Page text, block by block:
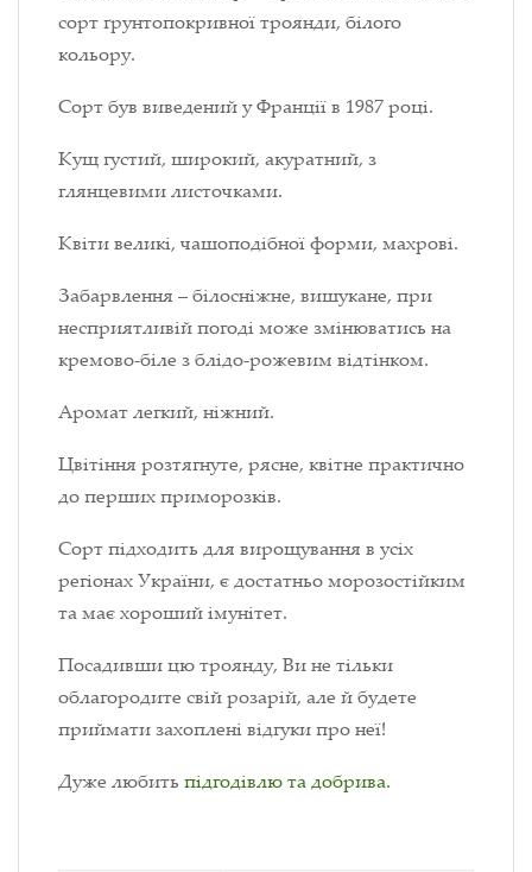
сорт ґрунтопокривної троянди, білого
кольору.
Сорт був виведений у Франції в 1987 році.
Кущ густий, широкий, акуратний, з
глянцевими листочками.
Квіти великі, чашоподібної форми, махрові.
Забарвлення – білосніжне, вишукане, при
несприятливій погоді може змінюватись на
кремово-біле з блідо-рожевим відтінком.
Аромат легкий, ніжний.
Цвітіння розтягнуте, рясне, квітне практично
до перших приморозків.
Сорт підходить для вирощування в усіх
регіонах України, є достатньо морозостійким
та має хороший імунітет.
Посадивши цю троянду, Ви не тільки
облагородите свій розарій, але й будете
приймати захоплені відгуки про неї!
Дуже любить підгодівлю та добрива.